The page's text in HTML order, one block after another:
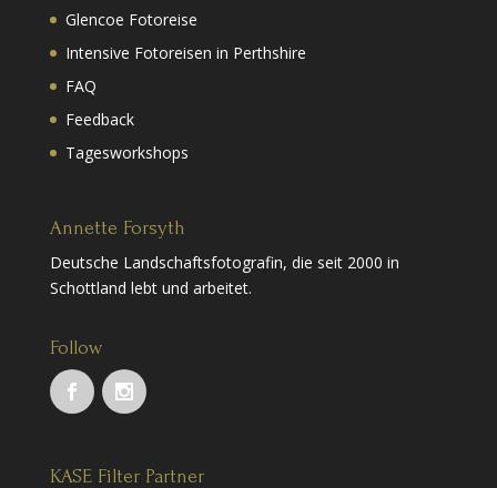
Glencoe Fotoreise
Intensive Fotoreisen in Perthshire
FAQ
Feedback
Tagesworkshops
Annette Forsyth
Deutsche Landschaftsfotografin, die seit 2000 in
Schottland lebt und arbeitet.
Follow
KASE Filter Partner